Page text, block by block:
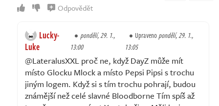
Odpovědět
Lucky-
Luke
pondělí, 29. 1.,
13:00
Upravenopondělí, 29. 1.,
13:05
@LateralusXXL proč ne, když DayZ může mít
místo Glocku Mlock a místo Pepsi Pipsi s trochu
jiným logem. Když si s tím trochu pohrají, budou
známější než celé slavné Bloodborne Tím spíš až